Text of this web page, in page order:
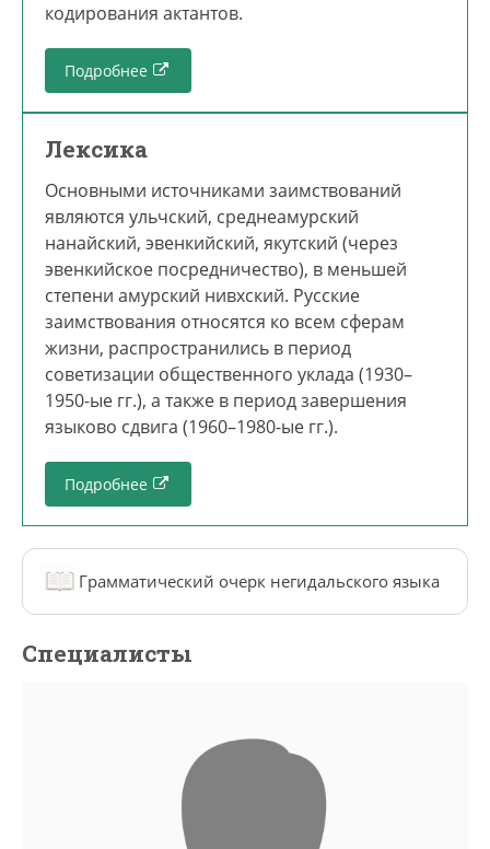
кодирования актантов.
Подробнее
Лексика
Основными источниками заимствований
являются ульчский, среднеамурский
нанайский, эвенкийский, якутский (через
эвенкийское посредничество), в меньшей
степени амурский нивхский. Русские
заимствования относятся ко всем сферам
жизни, распространились в период
советизации общественного уклада (1930–
1950-ые гг.), а также в период завершения
языково сдвига (1960–1980-ые гг.).
Подробнее
Грамматический очерк негидальского языка
Специалисты